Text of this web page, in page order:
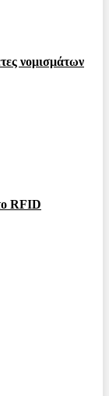
νομισμάτων
RFID